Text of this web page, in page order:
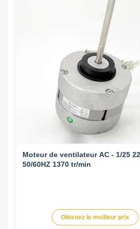
Moteur de ventilateur AC - 1/25
50/60HZ 1370 tr/min
Obtenez le meilleur prix